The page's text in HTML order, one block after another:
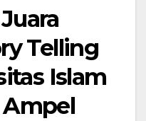
Telling
Islam
Ampel